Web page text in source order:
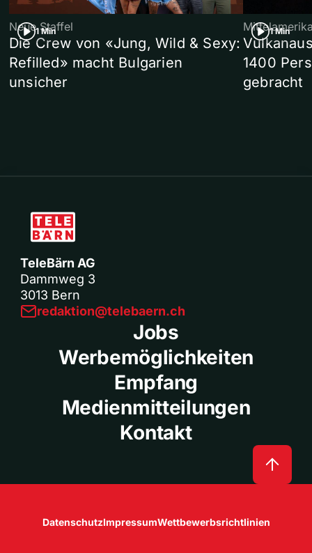
1 Min
Neue Staffel
Die Crew von «Jung, Wild & Sexy:
Refilled» macht Bulgarien
unsicher
1 Min
1400
gebracht
TeleBärn AG
Dammweg 3
3013 Bern
redaktion@telebaern.ch
Jobs
Werbemöglichkeiten
Empfang
Medienmitteilungen
Kontakt
DatenschutzImpressumWettbewerbsrichtlinien